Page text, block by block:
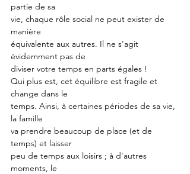
partie de sa
vie, chaque rôle social ne peut exister de
manière
équivalente aux autres. Il ne s'agit
évidemment pas de
diviser votre temps en parts égales !
Qui plus est, cet équilibre est fragile et
change dans le
temps. Ainsi, à certaines périodes de sa vie,
la famille
va prendre beaucoup de place (et de
temps) et laisser
peu de temps aux loisirs ; à d'autres
moments, le